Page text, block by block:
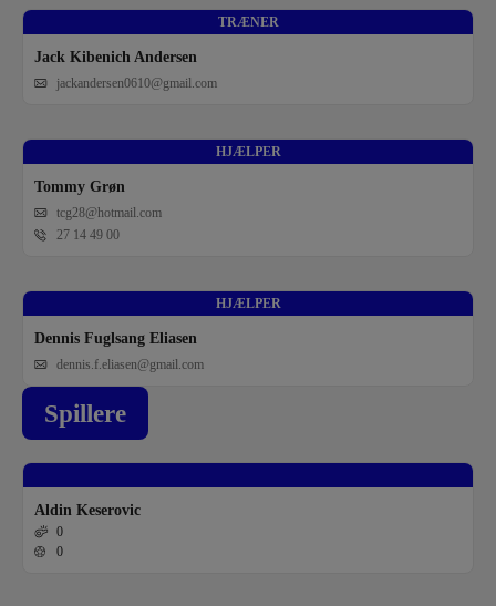
TRÆNER
Jack Kibenich Andersen
jackandersen0610@gmail.com
HJÆLPER
Tommy Grøn
tcg28@hotmail.com
27 14 49 00
HJÆLPER
Dennis Fuglsang Eliasen
dennis.f.eliasen@gmail.com
Spillere
Aldin Keserovic
0
0